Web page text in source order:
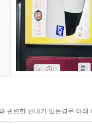
관련한 안내가 있는경우 아